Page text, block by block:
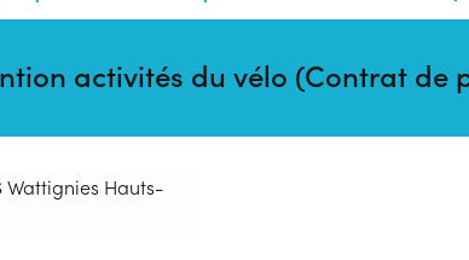
activités du vélo (Contrat de
Wattignies Hauts-